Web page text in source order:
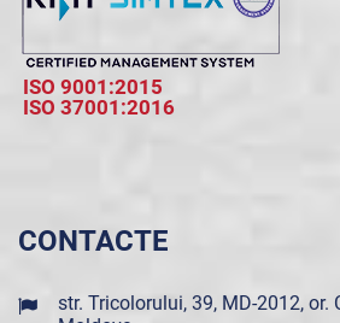
ISO 9001:2015
ISO 37001:2016
CONTACTE
str. Tricolorului, 39, MD-2012, or.